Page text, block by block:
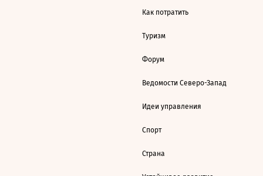
Как потратить
Туризм
Форум
Ведомости Северо-Запад
Идеи управления
Спорт
Страна